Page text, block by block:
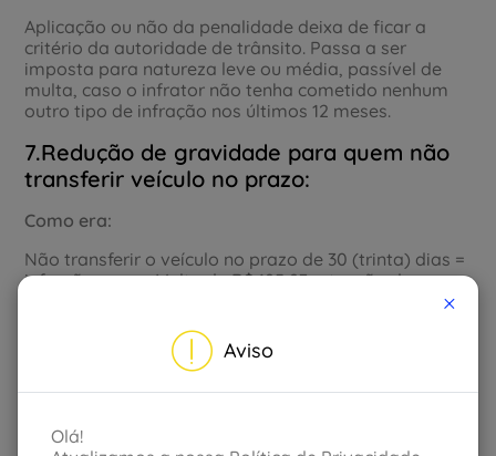
Aplicação ou não da penalidade deixa de ficar a
critério da autoridade de trânsito. Passa a ser
imposta para natureza leve ou média, passível de
multa, caso o infrator não tenha cometido nenhum
outro tipo de infração nos últimos 12 meses.
7.Redução de gravidade para quem não
transferir veículo no prazo:
Como era:
Não transferir o veículo no prazo de 30 (trinta) dias =
infração grave. Multa de R$ 195,23 retenção do
Convertido em infração média, com multa de R$
130,16 e remoção do veículo. Sem retenção.
8.Conversão de privação de liberdade:
Aviso
×
Olá!